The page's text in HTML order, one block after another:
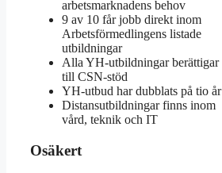
arbetsmarknadens behov
9 av 10 får jobb direkt inom
Arbetsförmedlingens listade
utbildningar
Alla YH-utbildningar berättigar
till CSN-stöd
YH-utbud har dubblats på tio år
Distansutbildningar finns inom
vård, teknik och IT
Osäkert